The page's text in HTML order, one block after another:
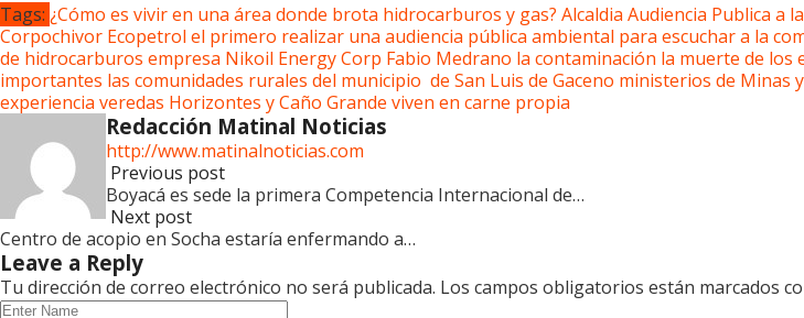
Tags: ¿Cómo es vivir en una área donde brota hidrocarburos y gas? Alcaldia Audiencia Publica a
Corpochivor Ecopetrol el primero realizar una audiencia pública ambiental para escuchar a la
de hidrocarburos empresa Nikoil Energy Corp Fabio Medrano la contaminación la muerte de los
importantes las comunidades rurales del municipio de San Luis de Gaceno ministerios de Minas
experiencia veredas Horizontes y Caño Grande viven en carne propia
Redacción Matinal Noticias
http://www.matinalnoticias.com
Previous post
Boyacá es sede la primera Competencia Internacional de…
Next post
Centro de acopio en Socha estaría enfermando a…
Leave a Reply
Tu dirección de correo electrónico no será publicada. Los campos obligatorios están marcados